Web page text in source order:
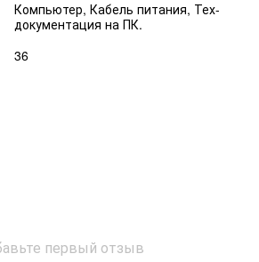
Компьютер, Кабель питания, Тех-
документация на ПК.
36
первый отзыв